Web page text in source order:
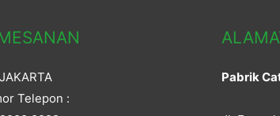
Telepon :
Pabrik